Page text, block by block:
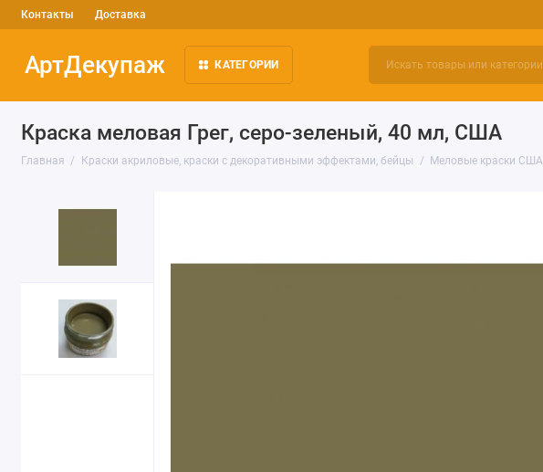
Контакты Доставка
АртДекупаж КАТЕГОРИИ
Краска меловая Грег, серо-зеленый, 40 мл, США
Главная Краски акриловые, краски с декоративными эффектами, бейцы Меловые краски США